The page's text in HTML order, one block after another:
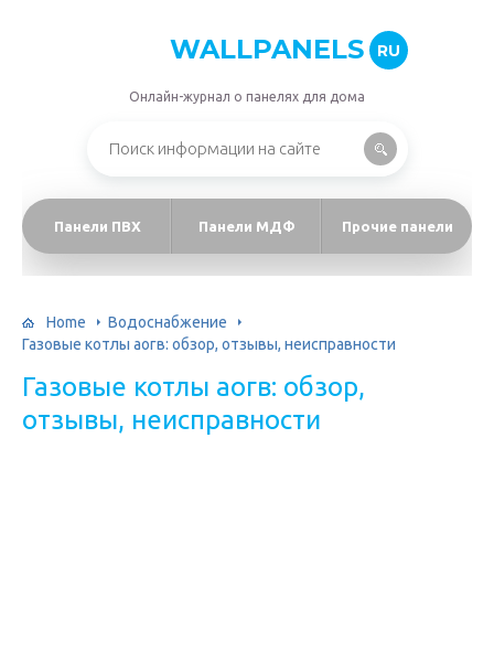
WALLPANELS RU
Онлайн-журнал о панелях для дома
Панели ПВХ Панели МДФ Прочие панели
Home
Водоснабжение
Газовые котлы аогв: обзор, отзывы, неисправности
Газовые котлы аогв: обзор,
отзывы, неисправности